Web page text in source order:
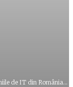
de IT din România...